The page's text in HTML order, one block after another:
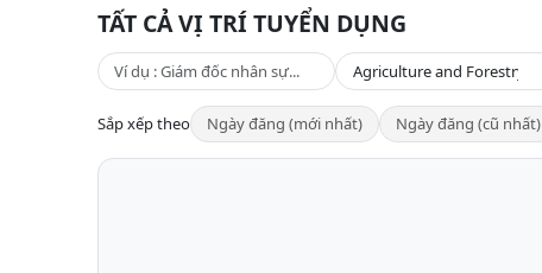
TẤT CẢ VỊ TRÍ TUYỂN DỤNG
Sắp xếp theo Ngày đăng (mới nhất) Ngày đăng (cũ nhất)